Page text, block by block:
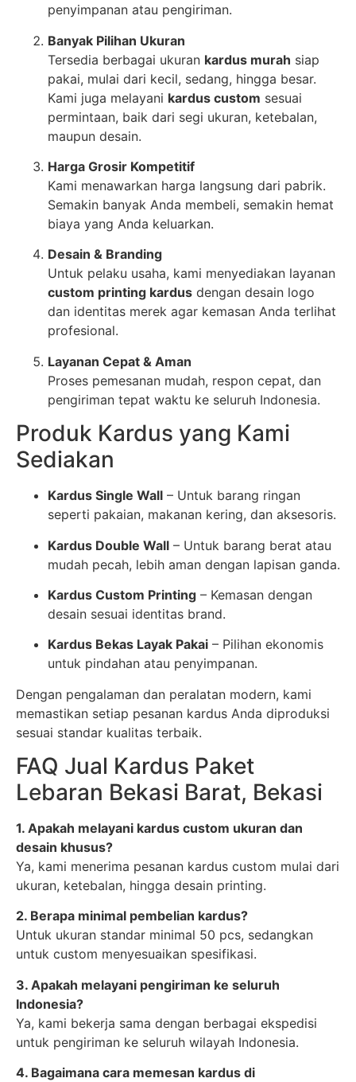
penyimpanan atau pengiriman.
Banyak Pilihan Ukuran
Tersedia berbagai ukuran kardus murah siap
pakai, mulai dari kecil, sedang, hingga besar.
Kami juga melayani kardus custom sesuai
permintaan, baik dari segi ukuran, ketebalan,
maupun desain.
Harga Grosir Kompetitif
Kami menawarkan harga langsung dari pabrik.
Semakin banyak Anda membeli, semakin hemat
biaya yang Anda keluarkan.
Desain & Branding
Untuk pelaku usaha, kami menyediakan layanan
custom printing kardus dengan desain logo
dan identitas merek agar kemasan Anda terlihat
profesional.
Layanan Cepat & Aman
Proses pemesanan mudah, respon cepat, dan
pengiriman tepat waktu ke seluruh Indonesia.
Produk Kardus yang Kami
Sediakan
Kardus Single Wall – Untuk barang ringan
seperti pakaian, makanan kering, dan aksesoris.
Kardus Double Wall – Untuk barang berat atau
mudah pecah, lebih aman dengan lapisan ganda.
Kardus Custom Printing – Kemasan dengan
desain sesuai identitas brand.
Kardus Bekas Layak Pakai – Pilihan ekonomis
untuk pindahan atau penyimpanan.
Dengan pengalaman dan peralatan modern, kami
memastikan setiap pesanan kardus Anda diproduksi
sesuai standar kualitas terbaik.
FAQ Jual Kardus Paket
Lebaran Bekasi Barat, Bekasi
1. Apakah melayani kardus custom ukuran dan
desain khusus?
Ya, kami menerima pesanan kardus custom mulai dari
ukuran, ketebalan, hingga desain printing.
2. Berapa minimal pembelian kardus?
Untuk ukuran standar minimal 50 pcs, sedangkan
untuk custom menyesuaikan spesifikasi.
3. Apakah melayani pengiriman ke seluruh
Indonesia?
Ya, kami bekerja sama dengan berbagai ekspedisi
untuk pengiriman ke seluruh wilayah Indonesia.
4. Bagaimana cara memesan kardus di